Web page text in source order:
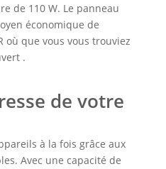
de 110 W. Le panneau
économique de
où que vous vous trouviez
.
de votre
à la fois grâce aux
Avec une capacité de